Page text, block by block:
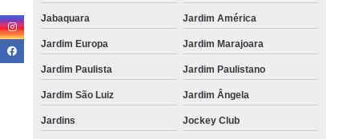
Jabaquara Jardim América
Jardim Europa Jardim Marajoara
Jardim Paulista Jardim Paulistano
Jardim São Luiz Jardim Ângela
Jardins Jockey Club